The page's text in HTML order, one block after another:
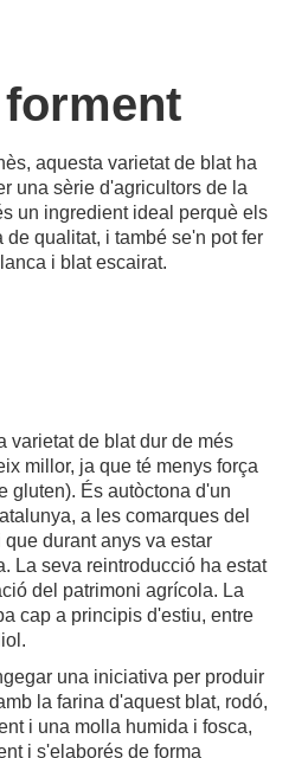
aquesta varietat de blat ha
una sèrie d'agricultors de la
un ingredient ideal perquè els
qualitat, i també se'n pot fer
i blat escairat.
varietat de blat dur de més
millor, ja que té menys força
gluten). És autòctona d'un
a les comarques del
que durant anys va estar
La seva reintroducció ha estat
del patrimoni agrícola. La
cap a principis d'estiu, entre
una iniciativa per produir
la farina d'aquest blat, rodó,
i una molla humida i fosca,
i s'elaborés de forma